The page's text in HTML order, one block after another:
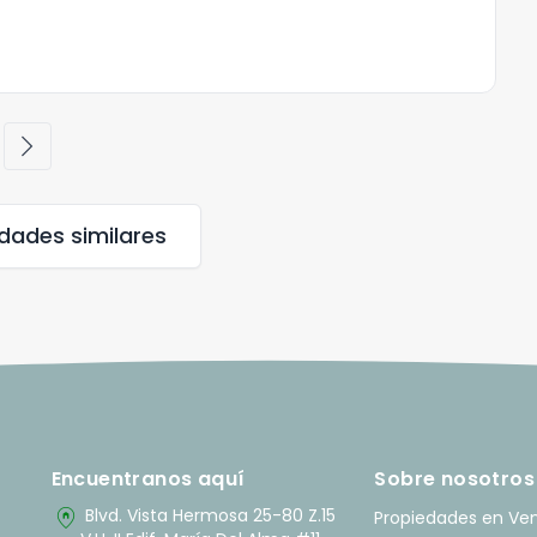
chevron_right
similares
Encuentranos aquí
home_pin Blvd. Vista Hermosa 25-80 Z.15
Sobre nosotros
Propiedades en